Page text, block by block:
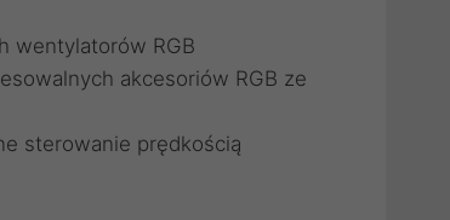
wentylatorów RGB
akcesoriów RGB ze
sterowanie prędkością